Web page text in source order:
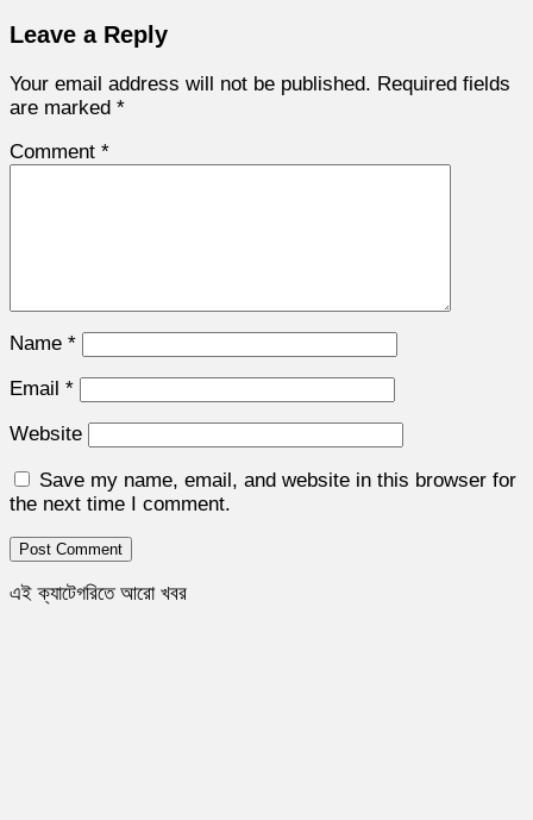
Leave a Reply
Your email address will not be published. Required fields
are marked *
Comment *
Name *
Email *
Website
Save my name, email, and website in this browser for
the next time I comment.
এই ক্যাটেগরিতে আরো খবর